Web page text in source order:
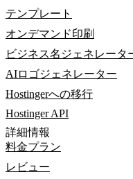
テンプレート
オンデマンド印刷
ビジネス名ジェネレータ
AIロゴジェネレーター
Hostingerへの移行
Hostinger API
詳細情報
料金プラン
レビュー